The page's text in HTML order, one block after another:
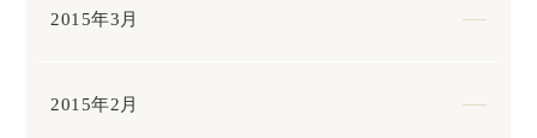
2015年3月
2015年2月